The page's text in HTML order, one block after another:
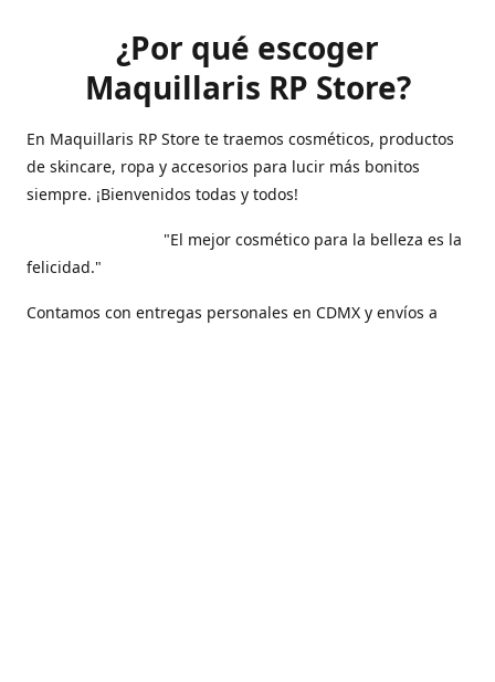
¿Por qué escoger
Maquillaris RP Store?
En Maquillaris RP Store te traemos cosméticos, productos
de skincare, ropa y accesorios para lucir más bonitos
siempre. ¡Bienvenidos todas y todos!
"El mejor cosmético para la belleza es la
felicidad."
Contamos con entregas personales en CDMX y envíos a